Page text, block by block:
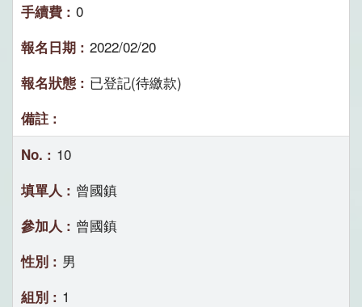
0
2022/02/20
已登記(待繳款)
10
曾國鎮
曾國鎮
男
1